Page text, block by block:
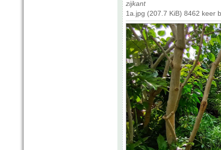
zijkant
1a.jpg (207.7 KiB) 8462 keer